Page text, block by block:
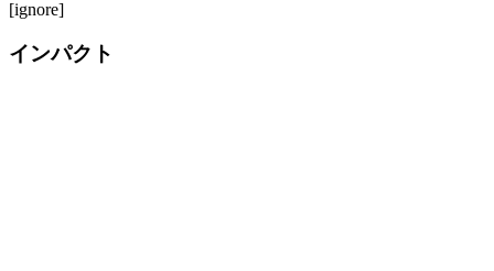
[ignore]
インパクト